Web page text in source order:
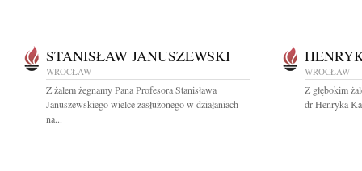
STANISŁAW JANUSZEWSKI
WROCŁAW
Z żalem żegnamy Pana Profesora Stanisława
Januszewskiego wielce zasłużonego w działaniach
na...
WROCŁAW
Z głębokim
dr Henryka